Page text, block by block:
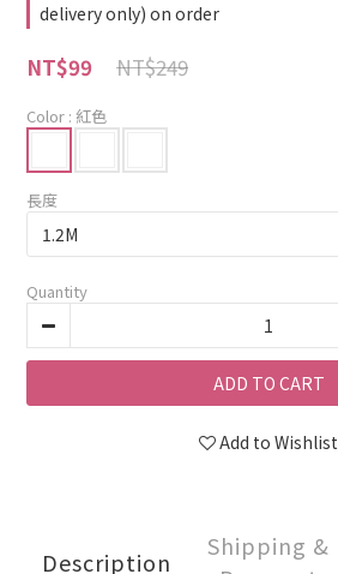
delivery only) on order
NT$249
NT$99
Color : 紅色
長度
Quantity
ADD TO CART
Add to Wishlist
Description
Shipping &